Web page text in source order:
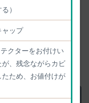
）
ャップ
クターをお付けい
、残念ながらカビ
ため、お値付けが
買取
て完了。
せしません。
く